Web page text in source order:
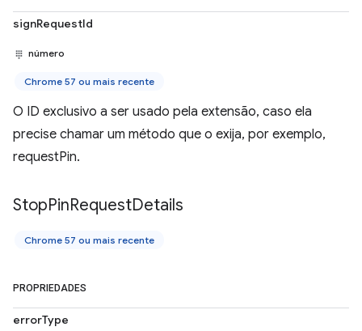
signRequestId
número
Chrome 57 ou mais recente
O ID exclusivo a ser usado pela extensão, caso ela
precise chamar um método que o exija, por exemplo,
requestPin.
StopPinRequestDetails
Chrome 57 ou mais recente
PROPRIEDADES
errorType